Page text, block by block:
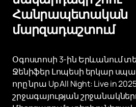
Հանրապետական ​​
մարզադաշտում
Օգոստոսի 3-ին Երևանում
Ջենիֆեր Լոպեսի երկար
որը նրա Up All Night: Live in
շրջագայության